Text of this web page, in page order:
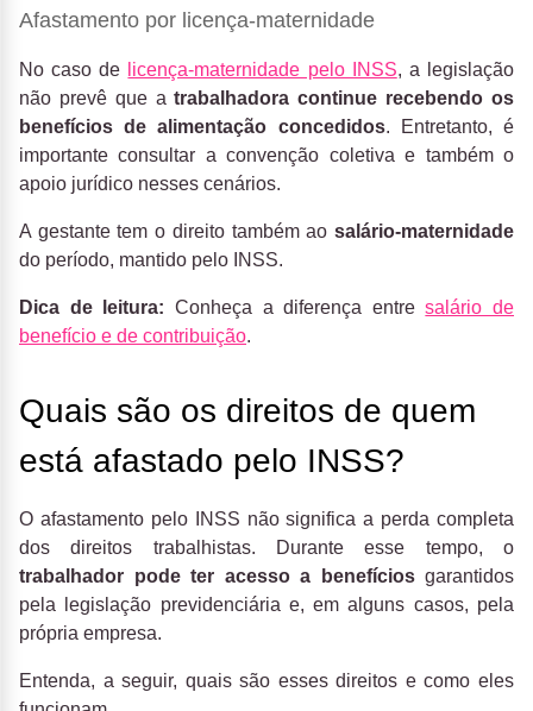
Afastamento por licença-maternidade
No caso de licença-maternidade pelo INSS, a legislação
não prevê que atrabalhadora continue recebendo os
benefícios de alimentação concedidos. Entretanto, é
importante consultar a convenção coletiva e também o
apoio jurídico nesses cenários.
A gestante tem o direito também ao salário-maternidade
do período, mantido pelo INSS.
Dica de leitura: Conheça a diferença entresalário de
benefício e de contribuição.
Quais são os direitos de quem
está afastado pelo INSS?
O afastamento pelo INSS não significa a perda completa
dos direitos trabalhistas. Durante esse tempo, o
trabalhador pode ter acesso a benefícios garantidos
pela legislação previdenciária e, em alguns casos, pela
própria empresa.
Entenda, a seguir, quais são esses direitos e como eles